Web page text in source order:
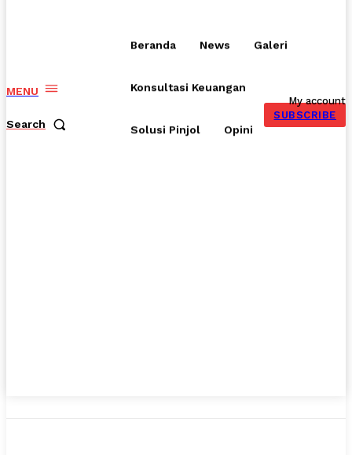
MENU
Search
My account
SUBSCRIBE
Beranda News Galeri
Konsultasi Keuangan
Solusi Pinjol Opini